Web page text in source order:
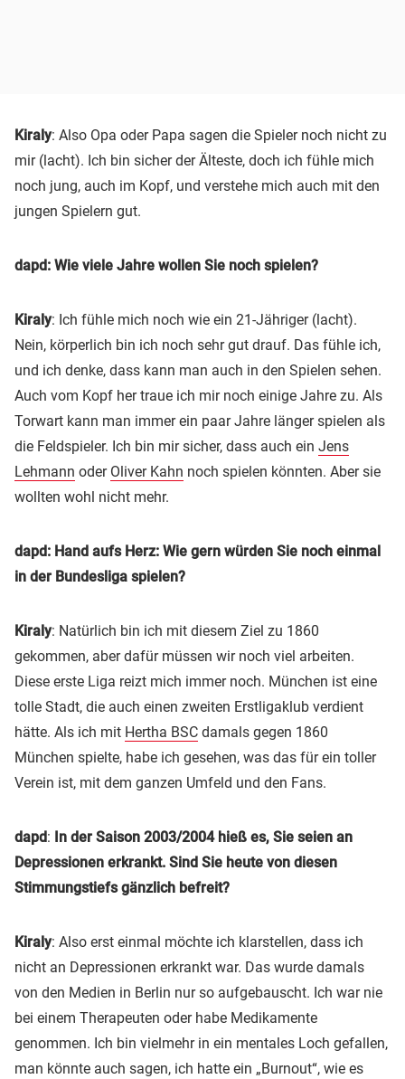
Kiraly: Also Opa oder Papa sagen die Spieler noch nicht zu
mir (lacht). Ich bin sicher der Älteste, doch ich fühle mich
noch jung, auch im Kopf, und verstehe mich auch mit den
jungen Spielern gut.
dapd: Wie viele Jahre wollen Sie noch spielen?
Kiraly: Ich fühle mich noch wie ein 21-Jähriger (lacht).
Nein, körperlich bin ich noch sehr gut drauf. Das fühle ich,
und ich denke, dass kann man auch in den Spielen sehen.
Auch vom Kopf her traue ich mir noch einige Jahre zu. Als
Torwart kann man immer ein paar Jahre länger spielen als
die Feldspieler. Ich bin mir sicher, dass auch ein Jens
Lehmann oder Oliver Kahn noch spielen könnten. Aber sie
wollten wohl nicht mehr.
dapd: Hand aufs Herz: Wie gern würden Sie noch einmal
in der Bundesliga spielen?
Kiraly: Natürlich bin ich mit diesem Ziel zu 1860
gekommen, aber dafür müssen wir noch viel arbeiten.
Diese erste Liga reizt mich immer noch. München ist eine
tolle Stadt, die auch einen zweiten Erstligaklub verdient
hätte. Als ich mit Hertha BSC damals gegen 1860
München spielte, habe ich gesehen, was das für ein toller
Verein ist, mit dem ganzen Umfeld und den Fans.
dapd: In der Saison 2003/2004 hieß es, Sie seien an
Depressionen erkrankt. Sind Sie heute von diesen
Stimmungstiefs gänzlich befreit?
Kiraly: Also erst einmal möchte ich klarstellen, dass ich
nicht an Depressionen erkrankt war. Das wurde damals
von den Medien in Berlin nur so aufgebauscht. Ich war nie
bei einem Therapeuten oder habe Medikamente
genommen. Ich bin vielmehr in ein mentales Loch gefallen,
man könnte auch sagen, ich hatte ein „Burnout“, wie es